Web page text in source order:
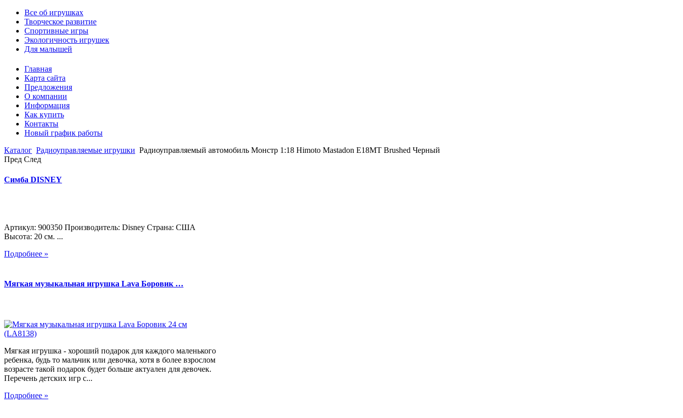
Все об игрушках
Творческое развитие
Спортивные игры
Экологичность игрушек
Для малышей
Главная
Карта сайта
Предложения
О компании
Информация
Как купить
Контакты
Новый график работы
Каталог Радиоуправляемые игрушки Радиоуправляемый автомобиль Монстр 1:18 Himoto Mastadon E18MT Brushed Черный
Пред След
Симба DISNEY
Артикул: 900350 Производитель: Disney Страна: США
Высота: 20 см. ...
Подробнее »
Мягкая музыкальная игрушка Lava Боровик …
Мягкая игрушка - хороший подарок для каждого маленького
ребенка, будь то мальчик или девочка, хотя в более взрослом
возрасте такой подарок будет больше актуален для девочек.
Перечень детских игр с...
Подробнее »